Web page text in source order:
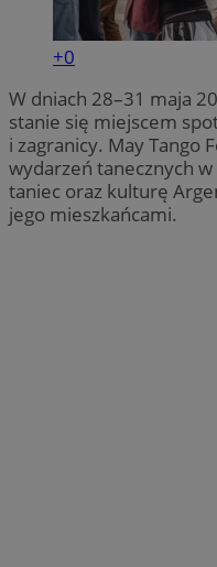
+0
W dniach 28–31 maja
stanie się miejscem
i zagranicy. May Tango
wydarzeń tanecznych
taniec oraz kulturę
jego mieszkańcami.